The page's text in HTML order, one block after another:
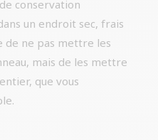
conservation
un endroit sec, frais
ne pas mettre les
mais de les mettre
que vous